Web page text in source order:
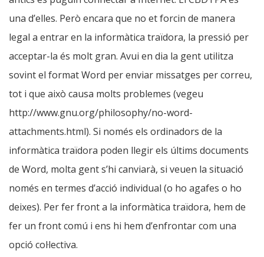
una d’elles. Però encara que no et forcin de manera
legal a entrar en la informàtica traïdora, la pressió per
acceptar-la és molt gran. Avui en dia la gent utilitza
sovint el format Word per enviar missatges per correu,
tot i que això causa molts problemes (vegeu
http://www.gnu.org/philosophy/no-word-
attachments.html). Si només els ordinadors de la
informàtica traïdora poden llegir els últims documents
de Word, molta gent s’hi canviarà, si veuen la situació
només en termes d’acció individual (o ho agafes o ho
deixes). Per fer front a la informàtica traïdora, hem de
fer un front comú i ens hi hem d’enfrontar com una
opció col·lectiva.